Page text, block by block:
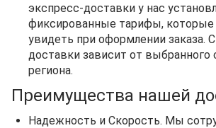
экспресс-доставки у нас
фиксированные тарифы,
увидеть при оформлении заказа.
доставки зависит от выбранного
региона.
Преимущества нашей
Надежность и Скорость. Мы